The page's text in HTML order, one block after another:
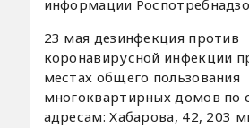
информации
23 мая дезинфекция против
коронавирусной инфекции
местах общего пользования
многоквартирных домов
адресам: Хабарова, 42, 203